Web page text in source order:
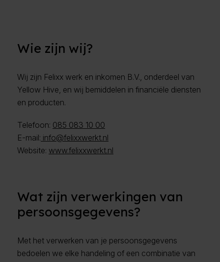
Wie zijn wij?
Wij zijn Felixx werk en inkomen B.V., onderdeel van
Yellow Hive, en wij bemiddelen in financiële diensten
en producten.
Telefoon: 085 083 10 00
E-mail: info@felixxwerkt.nl
Website: www.felixxwerkt.nl
Wat zijn verwerkingen van
persoonsgegevens?
Met het verwerken van je persoonsgegevens
bedoelen we elke handeling of een combinatie van